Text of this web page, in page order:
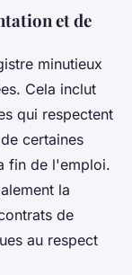
et de
minutieux
Cela inclut
qui respectent
certaines
fin de l'emploi.
la
de
au respect